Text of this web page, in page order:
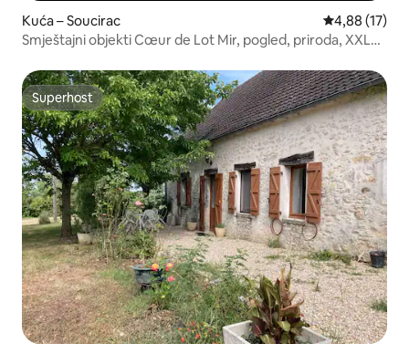
Kuća – Soucirac Prosječna
4,88 (17)
Smještajni objekti Cœur de Lot Mir, pogled, priroda, XXL
Superhost
Superhost